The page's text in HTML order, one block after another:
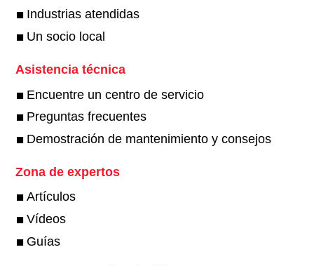
Industrias atendidas
Un socio local
Asistencia técnica
Encuentre un centro de servicio
Preguntas frecuentes
Demostración de mantenimiento y consejos
Zona de expertos
Artículos
Vídeos
Guías